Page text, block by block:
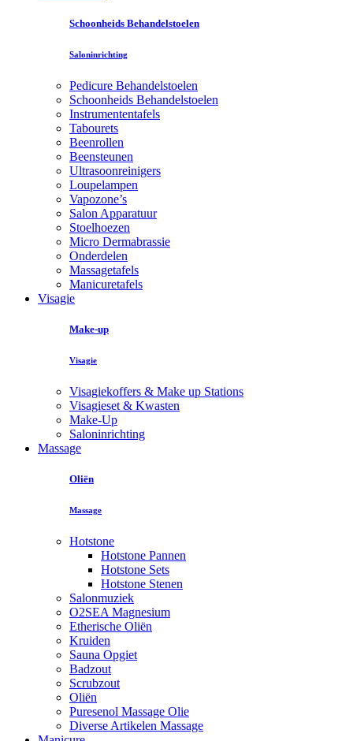
Schoonheids Behandelstoelen
Saloninrichting
Pedicure Behandelstoelen
Schoonheids Behandelstoelen
Instrumententafels
Tabourets
Beenrollen
Beensteunen
Ultrasoonreinigers
Loupelampen
Vapozone’s
Salon Apparatuur
Stoelhoezen
Micro Dermabrassie
Onderdelen
Massagetafels
Manicuretafels
Visagie
Make-up
Visagie
Visagiekoffers & Make up Stations
Visagieset & Kwasten
Make-Up
Saloninrichting
Massage
Oliën
Massage
Hotstone
Hotstone Pannen
Hotstone Sets
Hotstone Stenen
Salonmuziek
O2SEA Magnesium
Etherische Oliën
Kruiden
Sauna Opgiet
Badzout
Scrubzout
Oliën
Puresenol Massage Olie
Diverse Artikelen Massage